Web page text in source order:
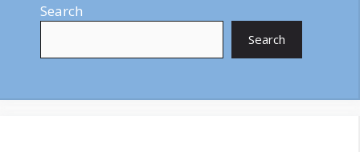
Search
Search